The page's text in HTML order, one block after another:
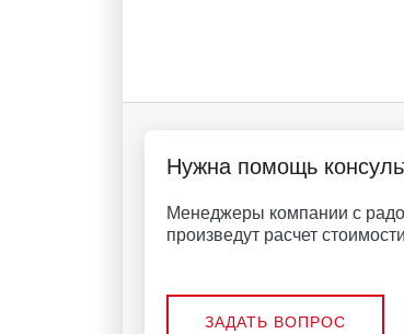
Нужна помощь
Менеджеры компании с
произведут расчет
ЗАДАТЬ ВОПРОС